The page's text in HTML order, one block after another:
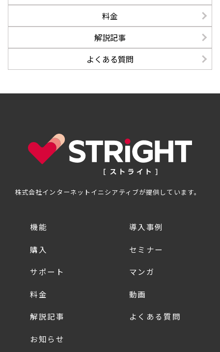
料金
解説記事
よくある質問
株式会社インターネットイニシアティブが提供しています。
機能
購入
サポート
料金
導入事例
セミナー
マンガ
動画
解説記事 よくある質問
お知らせ